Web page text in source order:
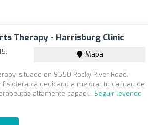
Therapy - Harrisburg Clinic
Mapa
situado en 9550 Rocky River Road,
fisioterapia dedicado a mejorar tu calidad de
altamente capaci... Seguir leyendo